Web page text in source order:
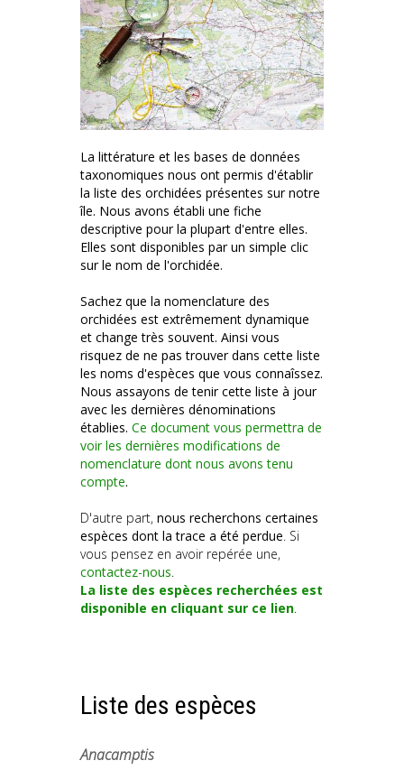
La littérature et les bases de données
taxonomiques nous ont permis d'établir
la liste des orchidées présentes sur notre
île. Nous avons établi une fiche
descriptive pour la plupart d'entre elles.
Elles sont disponibles par un simple clic
sur le nom de l'orchidée.
Sachez que la nomenclature des
orchidées est extrêmement dynamique
et change très souvent. Ainsi vous
risquez de ne pas trouver dans cette liste
les noms d'espèces que vous connaîssez.
Nous assayons de tenir cette liste à jour
avec les dernières dénominations
établies. Ce document vous permettra de
voir les dernières modifications de
nomenclature dont nous avons tenu
compte.
D'autre part, nous recherchons certaines
espèces dont la trace a été perdue. Si
vous pensez en avoir repérée une,
contactez-nous.
La liste des espèces recherchées est
disponible en cliquant sur ce lien.
Liste des espèces
Anacamptis